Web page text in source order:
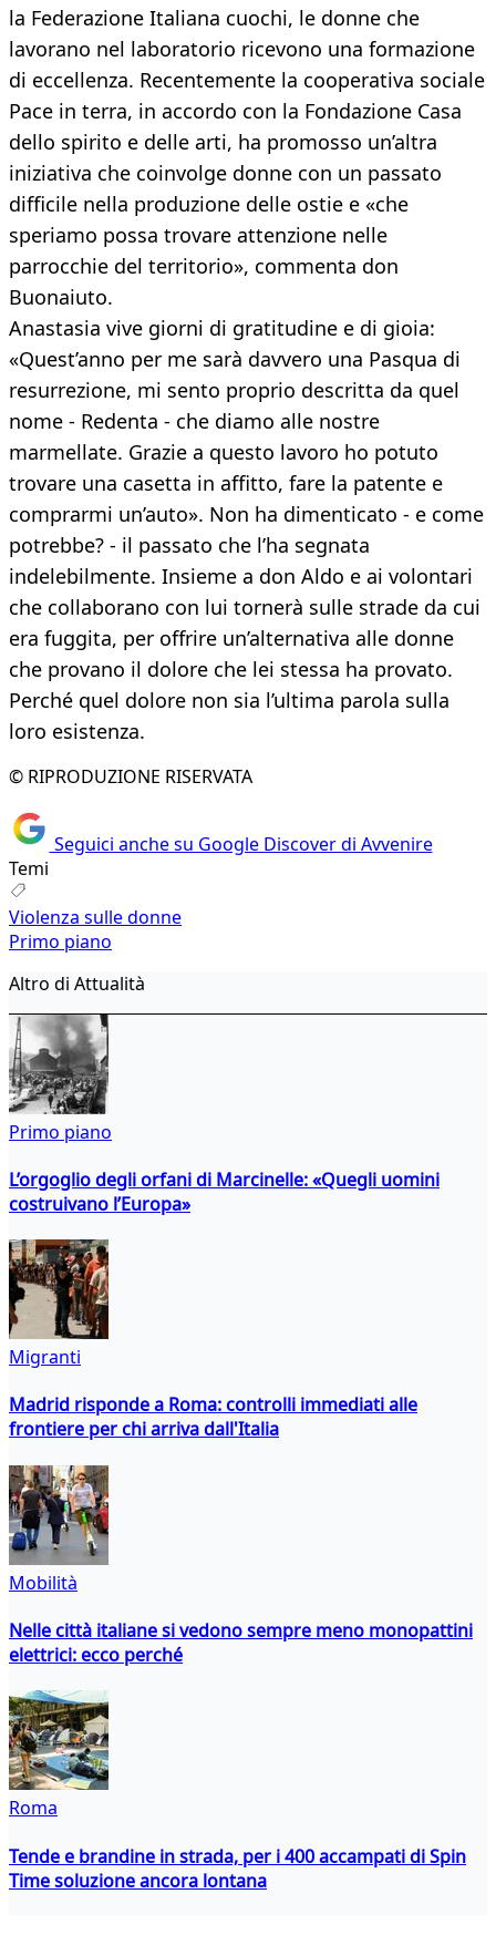
la Federazione Italiana cuochi, le donne che
lavorano nel laboratorio ricevono una formazione
di eccellenza. Recentemente la cooperativa sociale
Pace in terra, in accordo con la Fondazione Casa
dello spirito e delle arti, ha promosso un’altra
iniziativa che coinvolge donne con un passato
difficile nella produzione delle ostie e «che
speriamo possa trovare attenzione nelle
parrocchie del territorio», commenta don
Buonaiuto.
Anastasia vive giorni di gratitudine e di gioia:
«Quest’anno per me sarà davvero una Pasqua di
resurrezione, mi sento proprio descritta da quel
nome - Redenta - che diamo alle nostre
marmellate. Grazie a questo lavoro ho potuto
trovare una casetta in affitto, fare la patente e
comprarmi un’auto». Non ha dimenticato - e come
potrebbe? - il passato che l’ha segnata
indelebilmente. Insieme a don Aldo e ai volontari
che collaborano con lui tornerà sulle strade da cui
era fuggita, per offrire un’alternativa alle donne
che provano il dolore che lei stessa ha provato.
Perché quel dolore non sia l’ultima parola sulla
loro esistenza.
© RIPRODUZIONE RISERVATA
Seguici anche su Google Discover di Avvenire
Temi
Violenza sulle donne
Primo piano
Altro di Attualità
Primo piano
L’orgoglio degli orfani di Marcinelle: «Quegli uomini
costruivano l’Europa»
Migranti
Madrid risponde a Roma: controlli immediati alle
frontiere per chi arriva dall'Italia
Mobilità
Nelle città italiane si vedono sempre meno monopattini
elettrici: ecco perché
Roma
Tende e brandine in strada, per i 400 accampati di Spin
Time soluzione ancora lontana